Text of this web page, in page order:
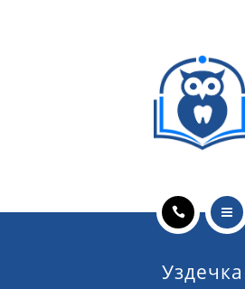
ЛЕЧЕБНАЯ ДЕЯТЕЛЬНОСТЬ
Уздечка